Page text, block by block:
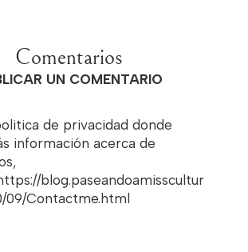
Comentarios
UN COMENTARIO
de privacidad donde
información acerca de
blog.paseandoamisscultur
09/Contactme.html